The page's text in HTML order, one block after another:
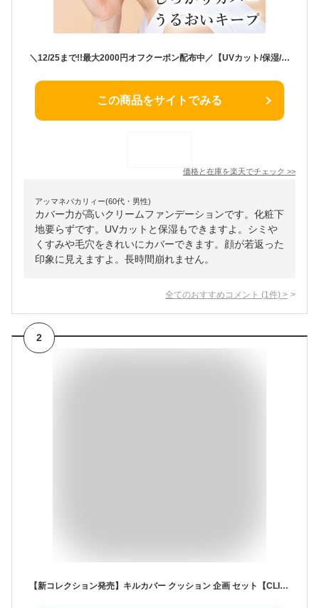
＼12/25まで!!最大2000円オフクーポン配布中／【UVカット/保湿/下地/ファンデの1本4役！】クリームファンデーション 40代 50代 60代 シミ くすみ 毛穴 ほうれい線 隠す 崩れない カバー力 毛穴カバー 化粧下地 日焼け止め ファンデーション
この商品をサイトでみる
価格と在庫を楽天でチェック >>
アッマネバカリィー(60代・男性)
カバー力が高いクリームファンデーションです。化粧下
地要らずです。UVカットと保湿もできますよ。シミや
くすみや毛穴をきれいにカバーできます。顔が若返った
印象に見えますよ。長時間崩れません。
全てのおすすめコメント (1 件) >
2
【新コレクション発売】キルカバー クッション 企画 セット【CLIO（クリオ）公式】メイク クッションファンデ ファンデ ベース カバー力 毛穴カバー メッシュ グロウ 韓国ヘリテージ コレクション 韓国 コスメ